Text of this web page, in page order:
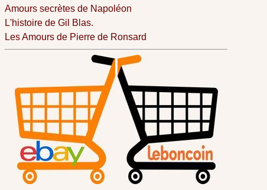
Amours secrètes de Napoléon
L'histoire de Gil Blas.
Les Amours de Pierre de Ronsard